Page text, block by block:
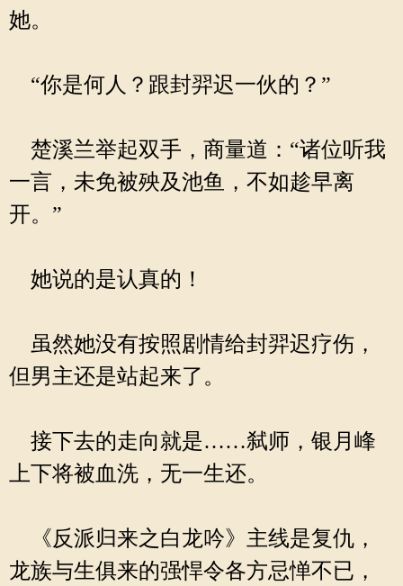
她。
“你是何人？跟封羿迟一伙的？”
楚溪兰举起双手，商量道：“诸位听我
一言，未免被殃及池鱼，不如趁早离
开。”
她说的是认真的！
虽然她没有按照剧情给封羿迟疗伤，
但男主还是站起来了。
接下去的走向就是……弑师，银月峰
上下将被血洗，无一生还。
《反派归来之白龙吟》主线是复仇，
龙族与生俱来的强悍令各方忌惮不已，